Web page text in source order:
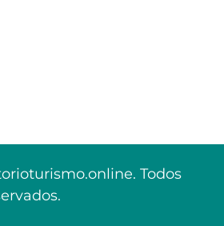
Todos